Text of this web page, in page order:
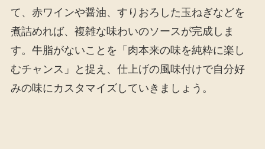
て、赤ワインや醤油、すりおろした玉ねぎなどを
煮詰めれば、複雑な味わいのソースが完成しま
す。牛脂がないことを「肉本来の味を純粋に楽し
むチャンス」と捉え、仕上げの風味付けで自分好
みの味にカスタマイズしていきましょう。